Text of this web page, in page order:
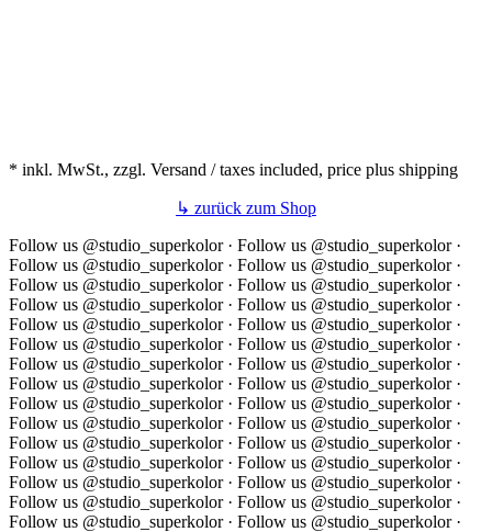
* inkl. MwSt., zzgl. Versand / taxes included, price plus shipping
↳ zurück zum Shop
Follow us @studio_superkolor · Follow us @studio_superkolor ·
Follow us @studio_superkolor · Follow us @studio_superkolor ·
Follow us @studio_superkolor · Follow us @studio_superkolor ·
Follow us @studio_superkolor · Follow us @studio_superkolor ·
Follow us @studio_superkolor · Follow us @studio_superkolor ·
Follow us @studio_superkolor · Follow us @studio_superkolor ·
Follow us @studio_superkolor · Follow us @studio_superkolor ·
Follow us @studio_superkolor · Follow us @studio_superkolor ·
Follow us @studio_superkolor · Follow us @studio_superkolor ·
Follow us @studio_superkolor · Follow us @studio_superkolor ·
Follow us @studio_superkolor · Follow us @studio_superkolor ·
Follow us @studio_superkolor · Follow us @studio_superkolor ·
Follow us @studio_superkolor · Follow us @studio_superkolor ·
Follow us @studio_superkolor · Follow us @studio_superkolor ·
Follow us @studio_superkolor · Follow us @studio_superkolor ·